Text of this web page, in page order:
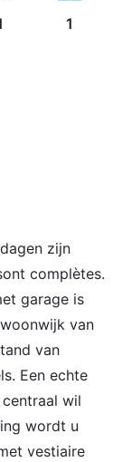
1
zijn
complètes.
garage is
van
van
Een echte
wil
wordt u
vestiaire